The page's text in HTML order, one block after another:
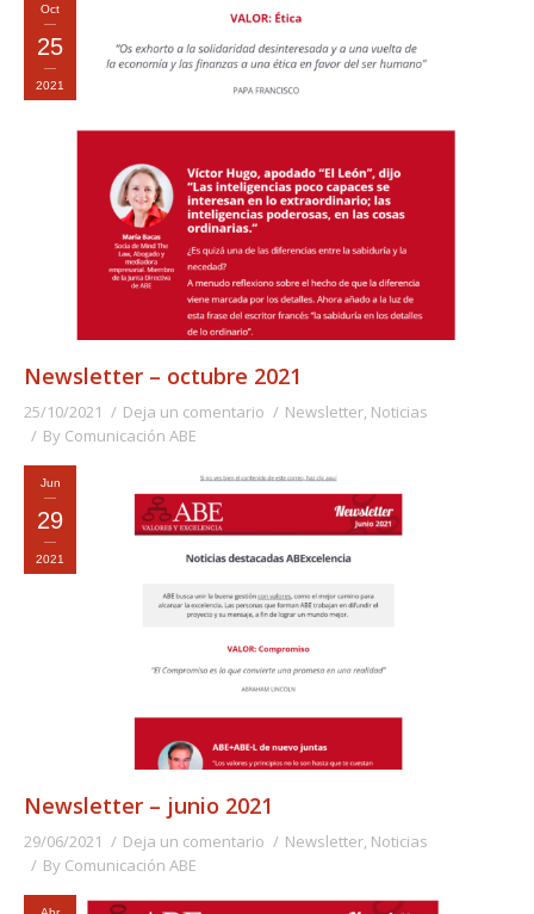
Oct
25
2021
Newsletter – octubre 2021
25/10/2021 Deja un comentario Newsletter Noticias
By Comunicación ABE
Jun
29
2021
Newsletter – junio 2021
29/06/2021 Deja un comentario Newsletter, Noticias
By Comunicación ABE